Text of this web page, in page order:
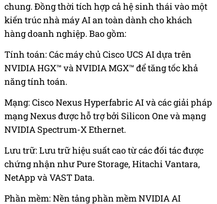
chung. Đồng thời tích hợp cả hệ sinh thái vào một
kiến trúc nhà máy AI an toàn dành cho khách
hàng doanh nghiệp. Bao gồm:
Tính toán: Các máy chủ Cisco UCS AI dựa trên
NVIDIA HGX™ và NVIDIA MGX™ để tăng tốc khả
năng tính toán.
Mạng: Cisco Nexus Hyperfabric AI và các giải pháp
mạng Nexus được hỗ trợ bởi Silicon One và mạng
NVIDIA Spectrum-X Ethernet.
Lưu trữ: Lưu trữ hiệu suất cao từ các đối tác được
chứng nhận như Pure Storage, Hitachi Vantara,
NetApp và VAST Data.
Phần mềm: Nền tảng phần mềm NVIDIA AI